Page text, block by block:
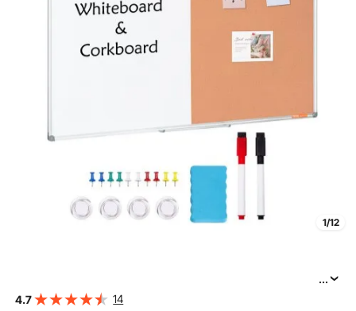
1/12
VEVOR Combo de pizarra blanca y tablero de corcho
...
4.7 14